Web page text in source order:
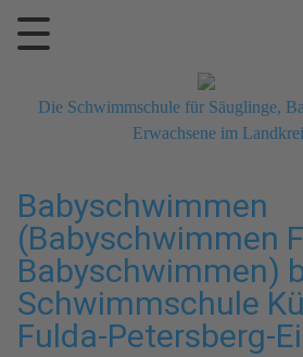
Die Schwimmschule für Säuglinge,
Erwachsene im
Babyschwimmen
(Babyschwimmen
Babyschwimmen)
Schwimmschule
Fulda-Petersberg-